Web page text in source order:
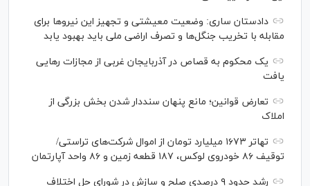
دادستان ساری: وضعیت معیشتی و تجهیز این نیرو‌ها برای
مقابله با تخریب جنگل‌ها و تصرف اراضی ملی باید بهبود یابد
یک محکوم به قصاص در آذربایجان‌ غربی از مجازات رهایی
یافت
تعارض قوانین؛ مانع پنهان سنددار شدن بخش بزرگی از
املاک
تهاتر ۱۶۷۳ میلیارد تومان از اموال شرکت‌های تراستی/
توقیف ۸۶ خودروی لوکس، ۱۸۷ قطعه زمین و ۸۶ واحد آپارتمان
رشد حدود ۹ درصدی صلح و سازش در شورای حل اختلاف